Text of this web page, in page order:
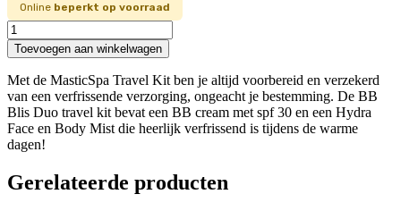
Online beperkt op voorraad
Suncare
Travel
Kit
BB
Blis
Duo
Blue
aantal
Toevoegen aan winkelwagen
Met de MasticSpa Travel Kit ben je altijd voorbereid en verzekerd
van een verfrissende verzorging, ongeacht je bestemming. De BB
Blis Duo travel kit bevat een BB cream met spf 30 en een Hydra
Face en Body Mist die heerlijk verfrissend is tijdens de warme
dagen!
Gerelateerde producten